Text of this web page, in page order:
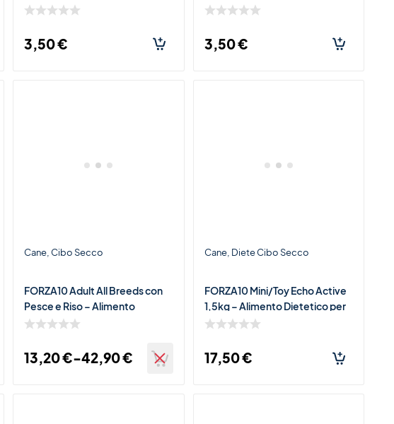
3,50€ 3,50€
Cane Cibo Secco
FORZA10 Adult All Breeds con
Pesce e Riso – Alimento
Completo per Cani Adulti di
13,20€-42,90€
Cane Diete Cibo Secco
FORZA10 Mini/Toy Echo Active
1,5kg – Alimento Dietetico per
Cani di Piccola Taglia con Otiti e
17,50€